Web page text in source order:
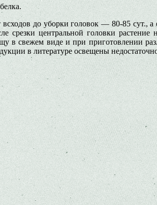
до уборки головок — 80-85
центральной го­ловки растение
в свежем виде и при приготовлении
в литературе ос­вещены